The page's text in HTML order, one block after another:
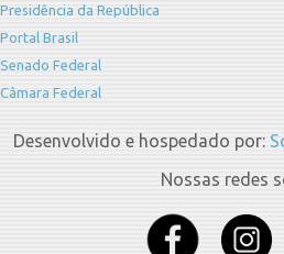
Presidência da República
Portal Brasil
Senado Federal
Câmara Federal
Desenvolvido e hospedado por:
Nossas redes